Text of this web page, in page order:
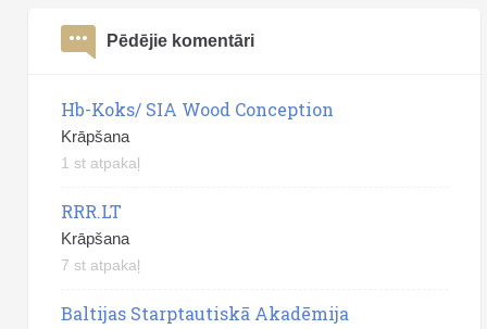
Pēdējie komentāri
Hb-Koks/ SIA Wood Conception
Krāpšana
1 st atpakaļ
RRR.LT
Krāpšana
7 st atpakaļ
Baltijas Starptautiskā Akadēmija